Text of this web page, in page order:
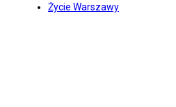
Życie Warszawy